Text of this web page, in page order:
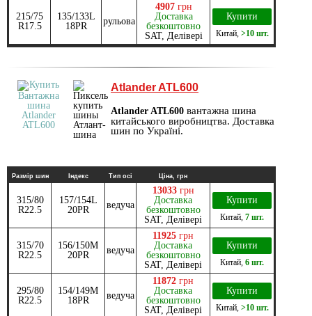
215/75
R17.5
135/133L
18PR
рульова
4907 грн
Доставка
безкоштовно
SAT, Делівері
Купити
Китай, >10 шт.
Atlander ATL600
Atlander ATL600 вантажна шина
китайського виробництва. Доставка
шин по Україні.
Размір шин Індекс Тип осі Ціна, грн
315/80
R22.5
157/154L
20PR
ведуча
13033 грн
Доставка
безкоштовно
SAT, Делівері
Купити
Китай 7 шт.
315/70
R22.5
156/150М
20PR
ведуча
11925 грн
Доставка
безкоштовно
SAT, Делівері
Купити
Китай 6 шт.
295/80
R22.5
154/149M
18PR
ведуча
11872 грн
Доставка
безкоштовно
SAT, Делівері
Купити
Китай, >10 шт.